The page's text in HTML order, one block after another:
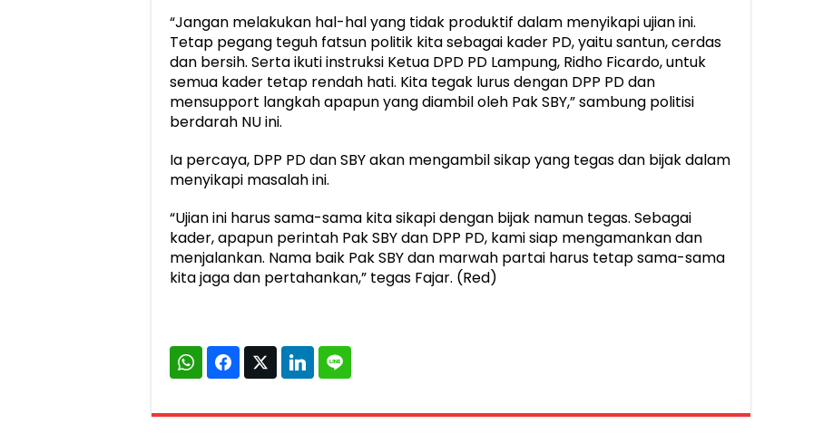
“Jangan melakukan hal-hal yang tidak produktif dalam menyikapi ujian ini.
Tetap pegang teguh fatsun politik kita sebagai kader PD, yaitu santun, cerdas
dan bersih. Serta ikuti instruksi Ketua DPD PD Lampung, Ridho Ficardo, untuk
semua kader tetap rendah hati. Kita tegak lurus dengan DPP PD dan
mensupport langkah apapun yang diambil oleh Pak SBY,” sambung politisi
berdarah NU ini.
Ia percaya, DPP PD dan SBY akan mengambil sikap yang tegas dan bijak dalam
menyikapi masalah ini.
“Ujian ini harus sama-sama kita sikapi dengan bijak namun tegas. Sebagai
kader, apapun perintah Pak SBY dan DPP PD, kami siap mengamankan dan
menjalankan. Nama baik Pak SBY dan marwah partai harus tetap sama-sama
kita jaga dan pertahankan,” tegas Fajar. (Red)